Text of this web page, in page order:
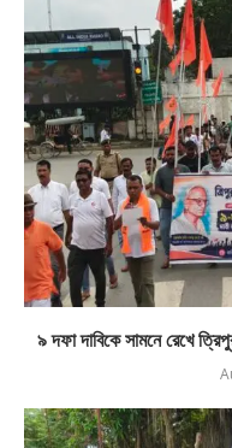
৯ দফা দাবিকে সামনে রেখে